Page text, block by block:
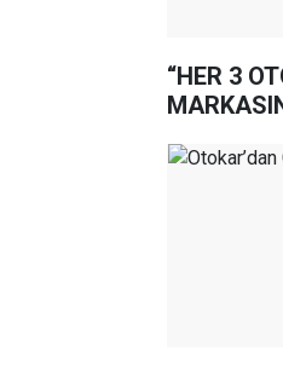
“HER 3